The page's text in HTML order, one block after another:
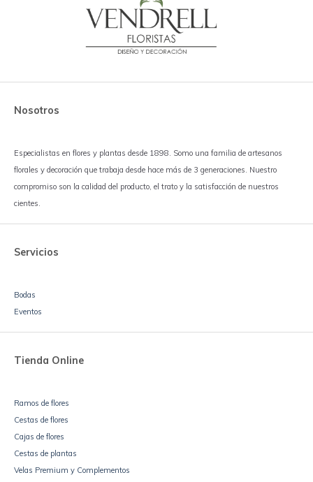
Nosotros
Especialistas en flores y plantas desde 1898. Somo una familia de artesanos
florales y decoración que trabaja desde hace más de 3 generaciones. Nuestro
compromiso son la calidad del producto, el trato y la satisfacción de nuestros
cientes.
Servicios
Bodas
Eventos
Tienda Online
Ramos de flores
Cestas de flores
Cajas de flores
Cestas de plantas
Velas Premium y Complementos